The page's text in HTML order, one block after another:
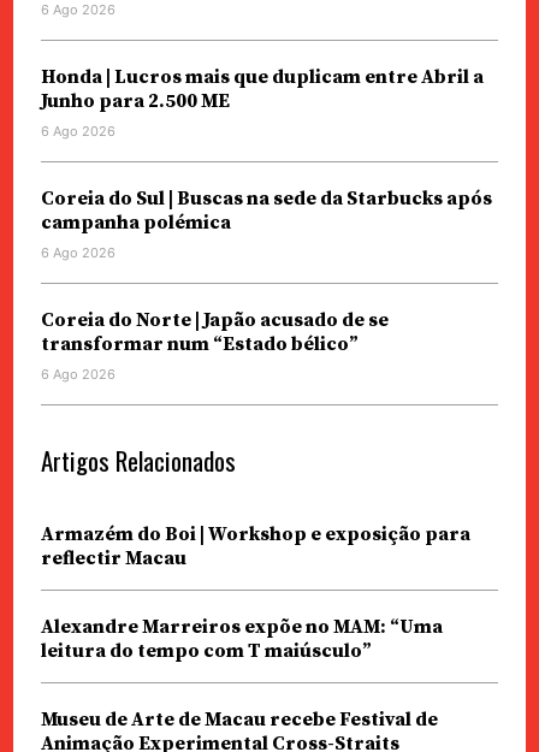
6 Ago 2026
Honda | Lucros mais que duplicam entre Abril a
Junho para 2.500 ME
6 Ago 2026
Coreia do Sul | Buscas na sede da Starbucks após
campanha polémica
6 Ago 2026
Coreia do Norte | Japão acusado de se
transformar num “Estado bélico”
6 Ago 2026
Artigos Relacionados
Armazém do Boi | Workshop e exposição para
reflectir Macau
Alexandre Marreiros expõe no MAM: “Uma
leitura do tempo com T maiúsculo”
Museu de Arte de Macau recebe Festival de
Animação Experimental Cross-Straits